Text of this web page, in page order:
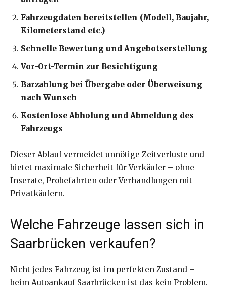
Fahrzeugdaten bereitstellen (Modell, Baujahr,
Kilometerstand etc.)
Schnelle Bewertung und Angebotserstellung
Vor-Ort-Termin zur Besichtigung
Barzahlung bei Übergabe oder Überweisung
nach Wunsch
Kostenlose Abholung und Abmeldung des
Fahrzeugs
Dieser Ablauf vermeidet unnötige Zeitverluste und
bietet maximale Sicherheit für Verkäufer – ohne
Inserate, Probefahrten oder Verhandlungen mit
Privatkäufern.
Welche Fahrzeuge lassen sich in
Saarbrücken verkaufen?
Nicht jedes Fahrzeug ist im perfekten Zustand –
beim Autoankauf Saarbrücken ist das kein Problem.